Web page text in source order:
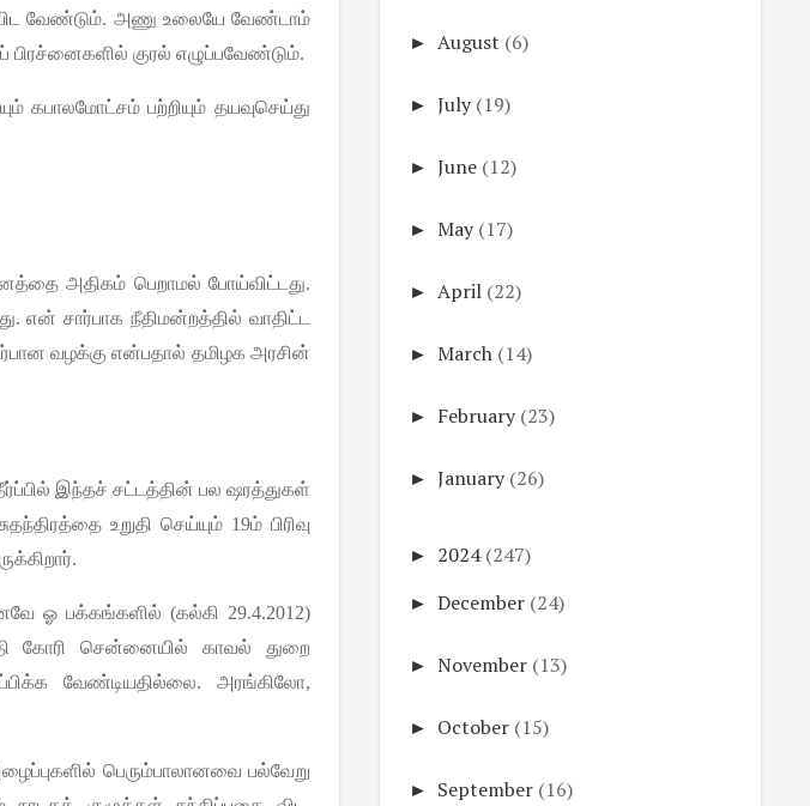
வேண்டும். அணு உலையே வேண்டாம்
பிரச்னைகளில் குரல் எழுப்பவேண்டும்.
கபாலமோட்சம் பற்றியும் தயவுசெய்து
அதிகம் பெறாமல் போய்விட்டது.
.என் சார்பாக நீதிமன்றத்தில் வாதிட்ட
வழக்கு என்பதால் தமிழக அரசின்
இந்தச் சட்டத்தின் பல ஷரத்துகள்
உறுதி செய்யும்19ம் பிரிவு
.
ஓ பக்கங்களில் (கல்கி 29.4.2012)
கோரி சென்னையில் காவல்
துறை
வேண்டியதில்லை. அரங்கிலோ,
பெரும்பாலானவை பல்வேறு
► August (6)
► July (19)
► June (12)
► May (17)
► April (22)
► March (14)
► February (23)
► January (26)
► 2024 (247)
► December (24)
► November (13)
► October (15)
► September (16)